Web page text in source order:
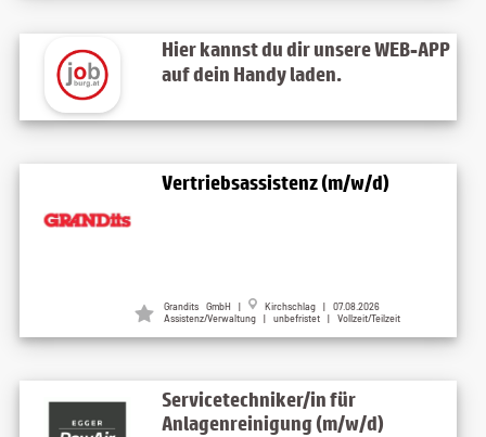
Hier kannst du dir unsere WEB-APP
auf dein Handy laden.
Vertriebsassistenz (m/w/d)
Grandits GmbH | Kirchschlag | 07.08.2026
Assistenz/Verwaltung | unbefristet | Vollzeit/Teilzeit
Servicetechniker/in für
Anlagenreinigung (m/w/d)